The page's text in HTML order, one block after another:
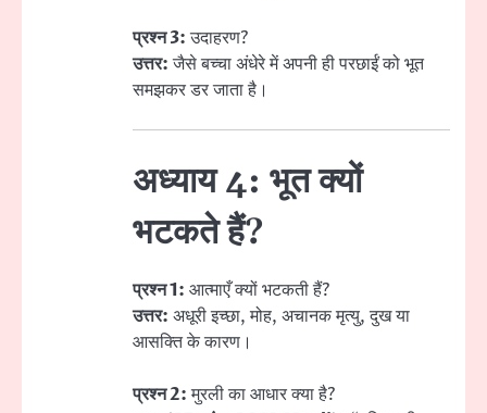
प्रश्न 3:उदाहरण?
उत्तर:जैसे बच्चा अंधेरे में अपनी ही परछाईं को भूत
समझकर डर जाता है।
अध्याय 4: भूत क्यों
भटकते हैं?
प्रश्न 1: आत्माएँ क्यों भटकती हैं?
उत्तर: अधूरी इच्छा, मोह, अचानक मृत्यु, दुख या
आसक्ति के कारण।
प्रश्न 2:मुरली का आधार क्या है?